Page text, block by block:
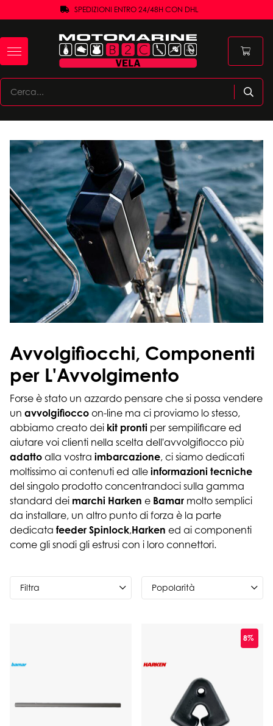
SPEDIZIONI ENTRO 24/48H CON DHL
Avvolgifiocchi, Componenti
per L'Avvolgimento
Forse è stato un azzardo pensare che si possa vendere
un avvolgifiocco on-line ma ci proviamo lo stesso,
abbiamo creato dei kit pronti per sempilificare ed
aiutare voi clienti nella scelta dell'avvolgifiocco più
adatto alla vostra imbarcazione, ci siamo dedicati
moltissimo ai contenuti ed alle informazioni tecniche
del singolo prodotto concentrandoci sulla gamma
standard dei marchi Harken e Bamar molto semplici
da installare, un altro punto di forza è la parte
dedicata feeder Spinlock,Harken ed ai componenti
come gli snodi gli estrusi con i loro connettori.
Filtra
8%